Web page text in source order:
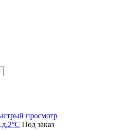
просмотр
Под заказ